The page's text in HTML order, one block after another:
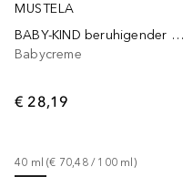
MUSTELA
BABY-KIND beruhigender Brustbalsam
Babycreme
€ 28,19
40 ml (€ 70,48 / 100 ml )